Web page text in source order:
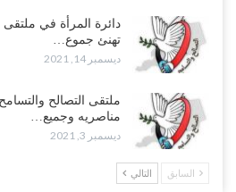
دائرة المرأة في ملتقى
تهنئ جموع…
ديسمبر 14, 2021
ملتقى التصالح
مناصريه وجميع…
ديسمبر 3, 2021
السابق التالي